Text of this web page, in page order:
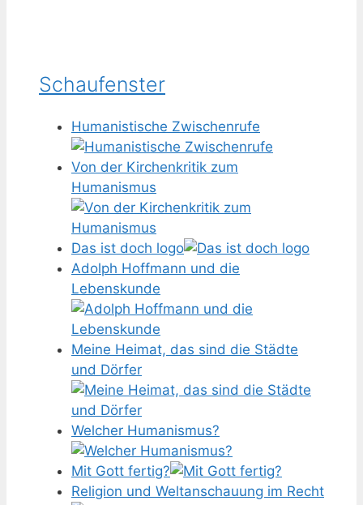
Schaufenster
Humanistische Zwischenrufe
Von der Kirchenkritik zum
Humanismus
Das ist doch logo
Adolph Hoffmann und die
Lebenskunde
Meine Heimat, das sind die Städte
und Dörfer
Welcher Humanismus?
Mit Gott fertig?
Religion und Weltanschauung im Recht